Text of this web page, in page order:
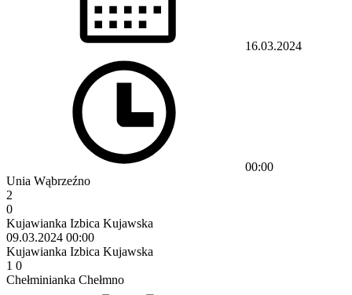
16.03.2024
00:00
Unia Wąbrzeźno
2
0
Kujawianka Izbica Kujawska
09.03.2024 00:00
Kujawianka Izbica Kujawska
1 0
Chełminianka Chełmno